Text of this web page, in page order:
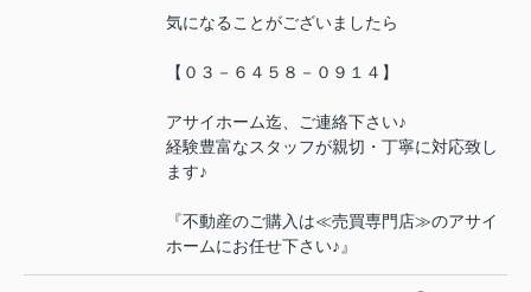
気になることがございましたら
【０３－６４５８－０９１４】
アサイホーム迄、ご連絡下さい♪
経験豊富なスタッフが親切・丁寧に対応致し
ます♪
『不動産のご購入は≪売買専門店≫のアサイ
ホームにお任せ下さい♪』